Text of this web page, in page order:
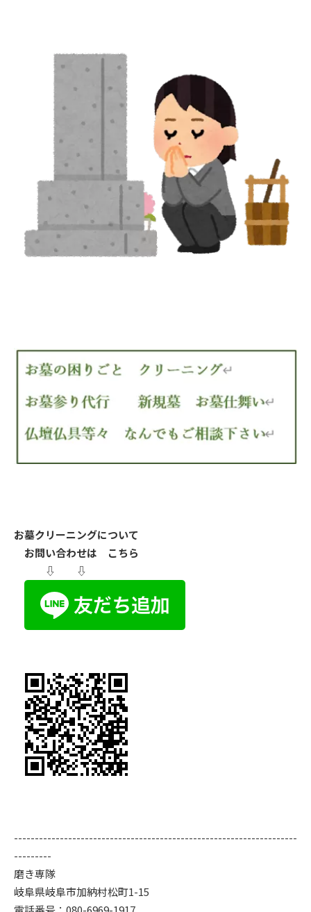
お墓クリーニングについて
お問い合わせは こちら
⇩ ⇩
--------------------------------------------------------------------
---------
磨き専隊
岐阜県岐阜市加納村松町1-15